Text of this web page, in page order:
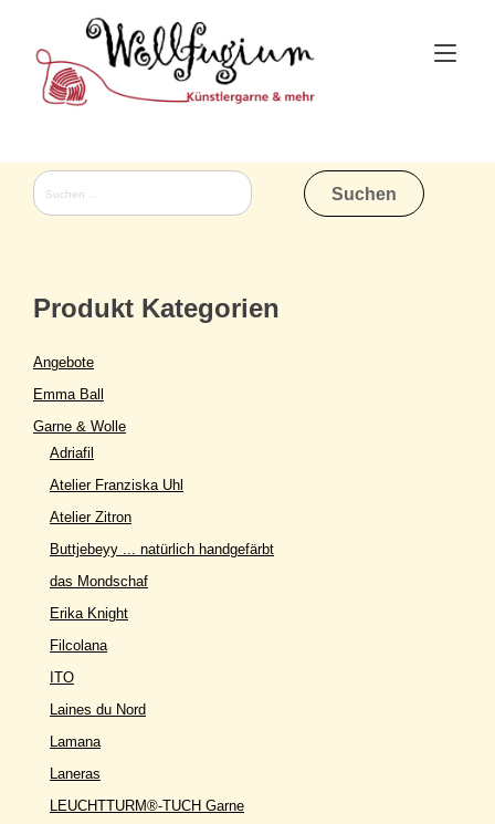
content
Suchen
nach:
Produkt Kategorien
Angebote
Emma Ball
Garne & Wolle
Adriafil
Atelier Franziska Uhl
Atelier Zitron
Buttjebeyy ... natürlich handgefärbt
das Mondschaf
Erika Knight
Filcolana
ITO
Laines du Nord
Lamana
Laneras
LEUCHTTURM®-TUCH Garne